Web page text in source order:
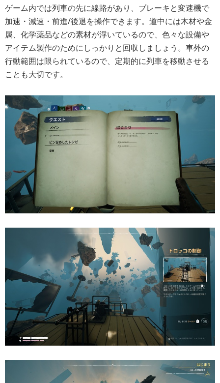
ゲーム内では列車の先に線路があり、ブレーキと変速機で
加速・減速・前進/後退を操作できます。道中には木材や金
属、化学薬品などの素材が浮いているので、色々な設備や
アイテム製作のためにしっかりと回収しましょう。車外の
行動範囲は限られているので、定期的に列車を移動させる
ことも大切です。